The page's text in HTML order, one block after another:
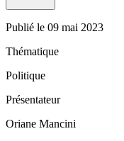
Publié le 09 mai 2023
Thématique
Politique
Présentateur
Oriane Mancini